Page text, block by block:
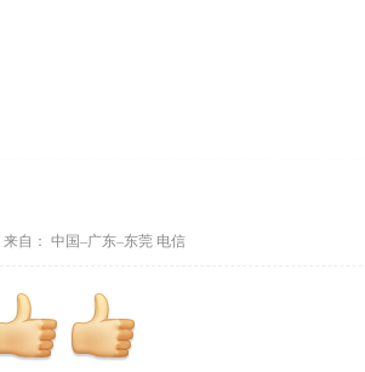
来自： 中国–广东–东莞 电信